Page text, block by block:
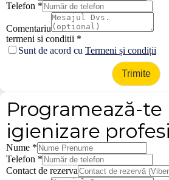
Telefon *
Comentariu
termeni si conditii *
Sunt de acord cu Termeni și condiții
Trimite
Programează-te
igienizare
Nume *
Telefon *
Contact de rezerva